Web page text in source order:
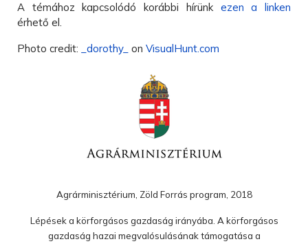
A témához kapcsolódó korábbi hírünk ezen a linken
érhető el.
Photo credit:
_dorothy_ on VisualHunt.com
Agrárminisztérium, Zöld Forrás program, 2018
Lépések a körforgásos gazdaság irányába. A körforgásos
gazdaság hazai megvalósulásának támogatása a